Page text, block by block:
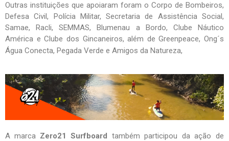
Outras instituições que apoiaram foram o Corpo de Bombeiros,
Defesa Civil, Polícia Militar, Secretaria de Assistência Social,
Samae, Racli, SEMMAS, Blumenau a Bordo, Clube Náutico
América e Clube dos Gincaneiros, além de Greenpeace, Ong´s
Água Conecta, Pegada Verde e Amigos da Natureza,
A marca Zero21 Surfboard também participou da ação de